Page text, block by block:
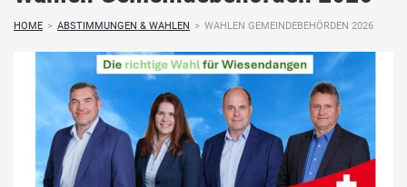
HOME > ABSTIMMUNGEN & WAHLEN > WAHLEN GEMEINDEBEHÖRDEN 2026